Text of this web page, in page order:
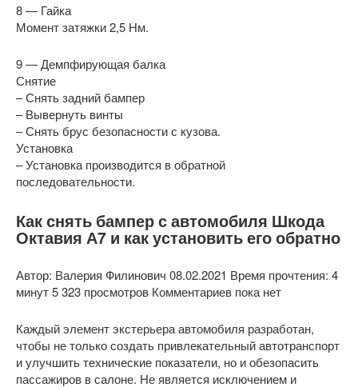
8 — Гайка
Момент затяжки 2,5 Нм.
9 — Демпфирующая балка
Снятие
– Снять задний бампер
– Вывернуть винты
– Снять брус безопасности с кузова.
Установка
– Установка производится в обратной
последовательности.
Как снять бампер с автомобиля Шкода
Октавия А7 и как установить его обратно
Автор: Валерия Филинович 08.02.2021 Время прочтения: 4
минут 5 323 просмотров Комментариев пока нет
Каждый элемент экстерьера автомобиля разработан,
чтобы не только создать привлекательный автотранспорт
и улучшить технические показатели, но и обезопасить
пассажиров в салоне. Не является исключением и